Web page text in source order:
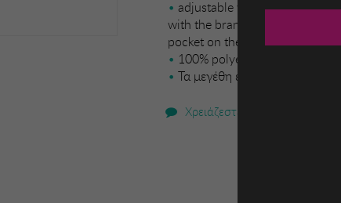
adjustable with laces. Two
with the brand name on the
pocket on the front. Mesh
100% polyester
Τα μεγέθη είναι ευρωπαϊκά
Χρειάζεστε βοήθεια;